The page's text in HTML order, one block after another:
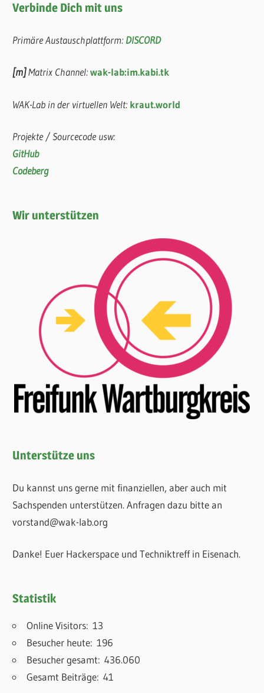
Verbinde Dich mit uns
Primäre Austauschplattform: DISCORD
[m]Matrix Channel:wak-lab:im.kabi.tk
WAK-Lab in der virtuellen Welt: kraut.world
Projekte / Sourcecode usw:
GitHub
Codeberg
Wir unterstützen
Unterstütze uns
Du kannst uns gerne mit finanziellen, aber auch mit
Sachspenden unterstützen. Anfragen dazu bitte an
vorstand@wak-lab.org
Danke! Euer Hackerspace und Techniktreff in Eisenach.
Statistik
Online Visitors:13
Besucher heute:196
Besucher gesamt:436.060
Gesamt Beiträge:41